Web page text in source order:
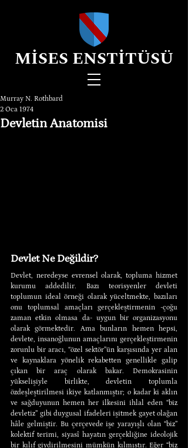
MİSES ENSTİTÜSÜ
Devletin Anatomisi
Murray N. Rothbard
2 Oca 1974
Devlet Ne Değildir?
Devlet, neredeyse evrensel olarak, topluma hizmet
kurumu addedilir. Bazı teorisyenler devleti
toplumun ideal örneği olarak yüceltmekte, bazıları
onu toplumsal amaçları gerçekleştirmenin -çoğu
zaman etkin olmasa da- uygun bir organizasyonu
olarak görmektedir. Ama bunların hemen hepsi,
devlete, insanoğlunun amaçlarını gerçekleştirmenin
zorunlu bir aracı, “özel sektör”ün karşısında yer alan
ve kaynaklara yönelik rekabetten genellikle galip
çıkan bir araç olarak bakar. Demokrasinin
yükselişiyle birlikte, devletin toplumla
özdeşleştirilmesi ikiye katlanmıştır; o kadar ki aklın
ve sağduyunun hemen her ilkesini ihlal eden “biz
devletiz” gibi duygusal ifadeleri işitmek gayet olağan
hâle gelmiştir. Bu çerçevede işe yarayışlı olan “biz”
kolektif terimi, siyasî hayatın gerçekliğine ideolojik
bir kılıf giydirilmesini mümkün kılmıştır. Eğer “biz